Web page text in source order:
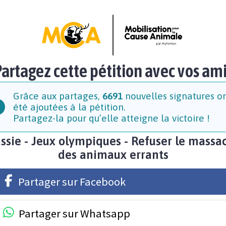
cette pétition avec vos
Grâce aux partages, 6691nouvelles signatures
été ajoutées à la pétition.
Partagez-la pour qu’elle atteigne la victoire !
- Jeux olympiques - Refuser le
des animaux errants
Partager sur Facebook
Partager sur Whatsapp